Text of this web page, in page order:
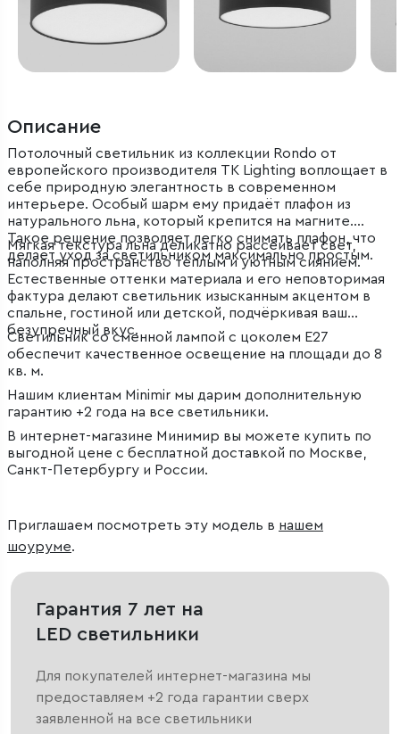
Описание
Потолочный светильник из коллекции Rondo от
европейского производителя TK Lighting воплощает в
себе природную элегантность в современном
интерьере. Особый шарм ему придаёт плафон из
натурального льна, который крепится на магните.
Такое решение позволяет легко снимать плафон, что
делает уход за светильником максимально простым.
Мягкая текстура льна деликатно рассеивает свет,
наполняя пространство тёплым и уютным сиянием.
Естественные оттенки материала и его неповторимая
фактура делают светильник изысканным акцентом в
спальне, гостиной или детской, подчёркивая ваш
безупречный вкус.
Светильник со сменной лампой с цоколем E27
обеспечит качественное освещение на площади до 8
кв. м.
Нашим клиентам Minimir мы дарим дополнительную
гарантию +2 года на все светильники.
В интернет-магазине Минимир вы можете купить по
выгодной цене с бесплатной доставкой по Москве,
Санкт-Петербургу и России.
Приглашаем посмотреть эту модель в нашем
шоуруме.
Гарантия 7 лет на
LED светильники
Для покупателей интернет-магазина мы
предоставляем +2 года гарантии сверх
заявленной на все светильники